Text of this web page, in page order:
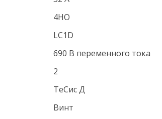
4НО
LC1D
690 В переменного тока
2
ТеСис Д
Винт